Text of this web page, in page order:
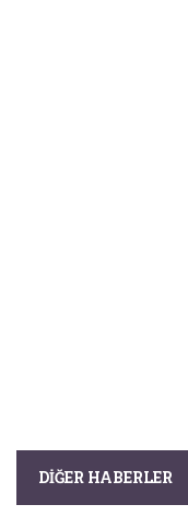
DIĞER HABERLER